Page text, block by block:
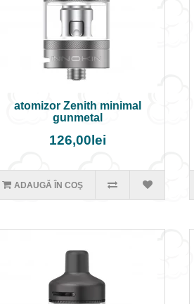
atomizor Zenith minimal
gunmetal
126,00lei
ADAUGĂ ÎN COŞ